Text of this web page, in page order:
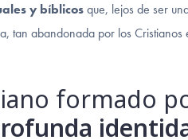
y bíblicosque, lejos de ser
tan abandonada por los Cristianos
formado